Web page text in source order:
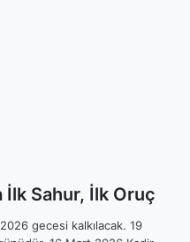
Sahur, İlk Oruç
gecesi kalkılacak. 19